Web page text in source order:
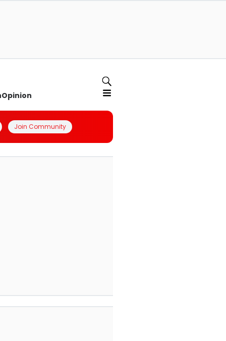
Opinion
Join Community